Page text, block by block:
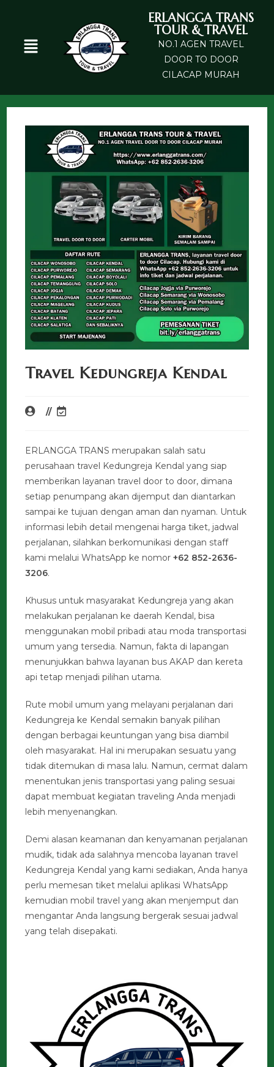
ERLANGGA TRANS
TOUR & TRAVEL
NO.1 AGEN TRAVEL
DOOR TO DOOR
CILACAP MURAH
Travel Kedungreja Kendal
ERLANGGA TRANS merupakan salah satu
perusahaan travel Kedungreja Kendal yang siap
memberikan layanan travel door to door, dimana
setiap penumpang akan dijemput dan diantarkan
sampai ke tujuan dengan aman dan nyaman. Untuk
informasi lebih detail mengenai harga tiket, jadwal
perjalanan, silahkan berkomunikasi dengan staff
kami melalui WhatsApp ke nomor+62 852-2636-
3206.
Khusus untuk masyarakat Kedungreja yang akan
melakukan perjalanan ke daerah Kendal, bisa
menggunakan mobil pribadi atau moda transportasi
umum yang tersedia. Namun, fakta di lapangan
menunjukkan bahwa layanan bus AKAP dan kereta
api tetap menjadi pilihan utama.
Rute mobil umum yang melayani perjalanan dari
Kedungreja ke Kendal semakin banyak pilihan
dengan berbagai keuntungan yang bisa diambil
oleh masyarakat. Hal ini merupakan sesuatu yang
tidak ditemukan di masa lalu. Namun, cermat dalam
menentukan jenis transportasi yang paling sesuai
dapat membuat kegiatan traveling Anda menjadi
lebih menyenangkan.
Demi alasan keamanan dan kenyamanan perjalanan
mudik, tidak ada salahnya mencoba layanan travel
Kedungreja Kendal yang kami sediakan, Anda hanya
perlu memesan tiket melalui aplikasi WhatsApp
kemudian mobil travel yang akan menjemput dan
mengantar Anda langsung bergerak sesuai jadwal
yang telah disepakati.